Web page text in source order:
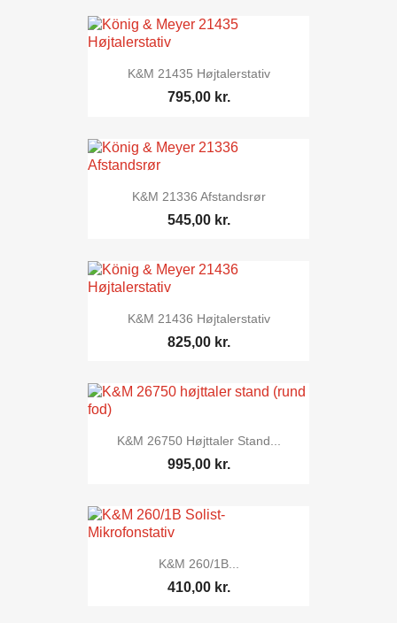
K&M 21435 Højtalerstativ
795,00 kr.
K&M 21336 Afstandsrør
545,00 kr.
K&M 21436 Højtalerstativ
825,00 kr.
K&M 26750 Højttaler Stand...
995,00 kr.
K&M 260/1B...
410,00 kr.